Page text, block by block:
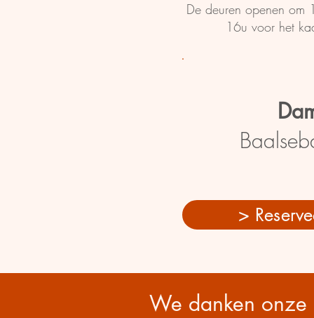
De deuren openen om
16u voor het
>
We danken onze